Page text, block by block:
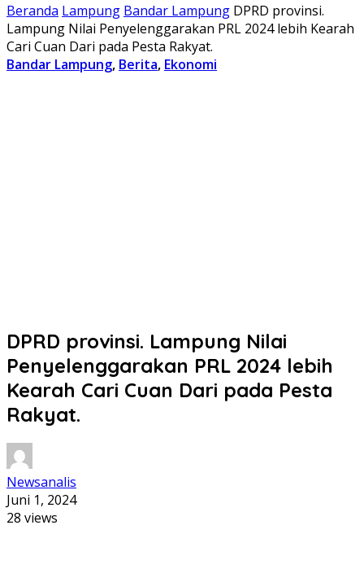
Beranda Lampung Bandar Lampung DPRD provinsi.
Lampung Nilai Penyelenggarakan PRL 2024 lebih Kearah
Cari Cuan Dari pada Pesta Rakyat.
Bandar Lampung, Berita, Ekonomi
DPRD provinsi. Lampung Nilai
Penyelenggarakan PRL 2024 lebih
Kearah Cari Cuan Dari pada Pesta
Rakyat.
Newsanalis
Juni 1, 2024
28 views